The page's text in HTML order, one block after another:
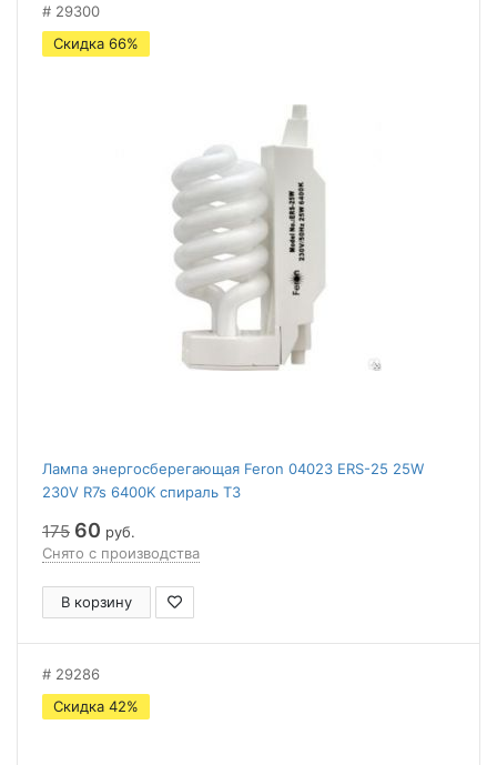
29300
Скидка 66%
Лампа энергосберегающая Feron 04023 ERS-25 25W
230V R7s 6400K спираль Т3
175 60 руб.
Снято с производства
В корзину
29286
Скидка 42%